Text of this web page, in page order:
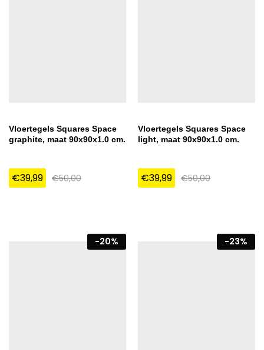
Vloertegels Squares Space
graphite, maat 90x90x1.0 cm.
€39,99 €50,00
Vloertegels Squares Space
light, maat 90x90x1.0 cm.
€39,99 €50,00
-20% -23%